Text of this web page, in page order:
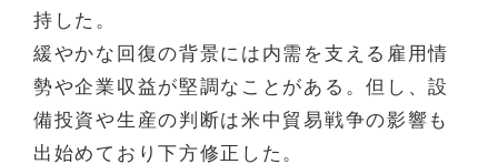
持した。
緩やかな回復の背景には内需を支える雇用情
勢や企業収益が堅調なことがある。但し、設
備投資や生産の判断は米中貿易戦争の影響も
出始めており下方修正した。